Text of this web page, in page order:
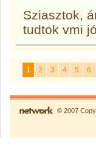
Sziasztok,
tudtok vmi
1 2 3 4 5 6
© 2007